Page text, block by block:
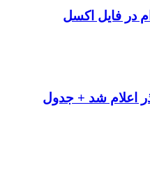
در فایل اکسل